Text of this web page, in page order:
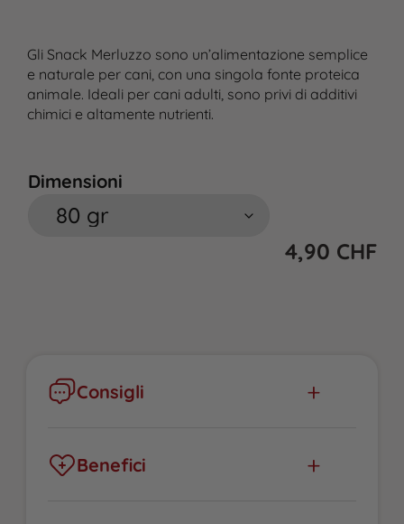
Gli Snack Merluzzo sono un’alimentazione semplice
e naturale per cani, con una singola fonte proteica
animale. Ideali per cani adulti, sono privi di additivi
chimici e altamente nutrienti.
Dimensioni
4,90 CHF
Consigli
Benefici